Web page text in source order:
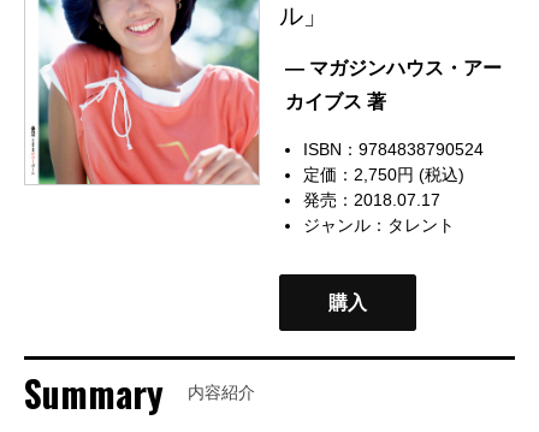
ル」
— マガジンハウス・アー
カイブス 著
ISBN：9784838790524
定価：2,750円 (税込)
発売：2018.07.17
ジャンル： タレント
購入
Summary 内容紹介